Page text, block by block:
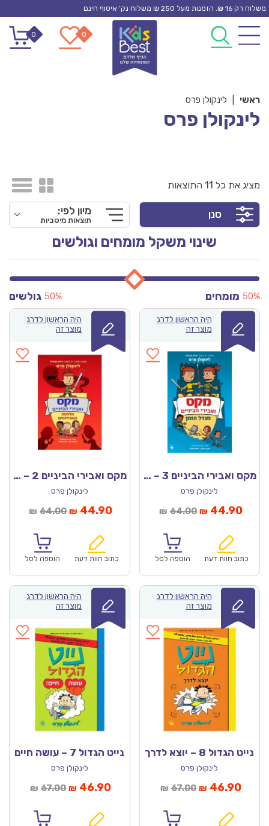
Skip
content
משלוח רק 16 ₪. הזמנות מעל 250 ₪ משלוח נק’ איסוף חינם
0
0
ראשי לינקולן פרס
לינקולן פרס
מציג את כל 11 התוצאות
סנן מיון לפי:
תוצאות מיטביות
שינוי משקל מומחים וגולשים
מומחים 50% גולשים 50%
היה הראשון לדרג
מוצר זה
מקס ואבירי הביניים 3 – מגדל הזמן
לינקולן פרס
₪ 64.00המחיר
₪64.00.
₪ 44.90
כתוב חוות דעת הוספה לסל
היה הראשון לדרג
מוצר זה
מקס ואבירי הביניים 2 – מלחמת הגופידומים
לינקולן פרס
₪ 64.00המחיר
₪64.00.
₪ 44.90המחיר
₪44.90.
כתוב חוות דעת הוספה לסל
היה הראשון לדרג
מוצר זה
נייט הגדול 8 – יוצא לדרך
לינקולן פרס
₪ 67.00המחיר
₪ 46.90
היה הראשון לדרג
מוצר זה
נייט הגדול 7 – עושה חיים
לינקולן פרס
₪ 67.00המחיר
₪ 46.90המחיר